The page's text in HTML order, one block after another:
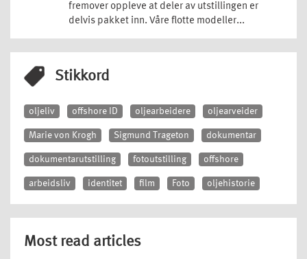
fremover oppleve at deler av utstillingen er
delvis pakket inn. Våre flotte modeller...
Stikkord
oljeliv offshore ID oljearbeidere oljearveider
Marie von Krogh Sigmund Trageton dokumentar
dokumentarutstilling fotoutstilling offshore
arbeidsliv identitet film Foto oljehistorie
Most read articles